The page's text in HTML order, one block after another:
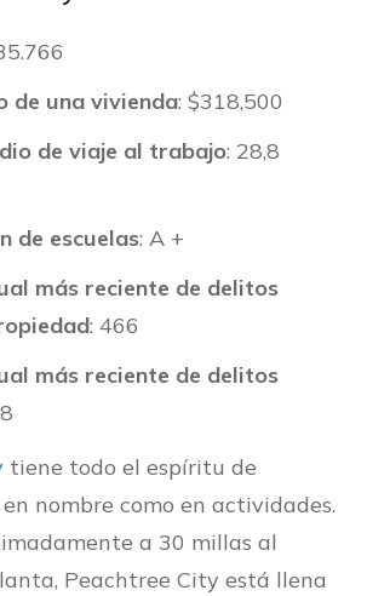
de una vivienda: $318,500
de viaje al trabajo: 28,8
de escuelas: A +
más reciente de delitos
: 466
más reciente de delitos
tiene todo el espíritu de
nombre como en actividades.
a 30 millas al
Peachtree City está llena